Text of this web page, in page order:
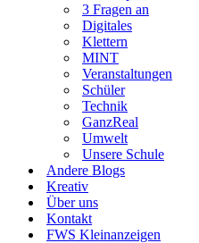
3 Fragen an
Digitales
Klettern
MINT
Veranstaltungen
Schüler
Technik
GanzReal
Umwelt
Unsere Schule
Andere Blogs
Kreativ
Über uns
Kontakt
FWS Kleinanzeigen